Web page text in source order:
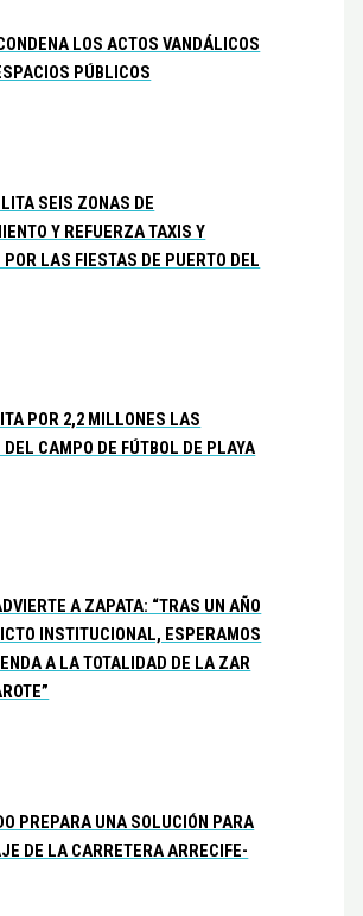
LOS ACTOS VANDÁLICOS
PÚBLICOS
SEIS ZONAS DE
Y REFUERZA TAXIS Y
POR LAS FIESTAS DE PUERTO DEL
POR 2,2 MILLONES LAS
CAMPO DE FÚTBOL DE PLAYA
A ZAPATA: “TRAS UN AÑO
INSTITUCIONAL, ESPERAMOS
A LA TOTALIDAD DE LA ZAR
PREPARA UNA SOLUCIÓN PARA
DE LA CARRETERA ARRECIFE-